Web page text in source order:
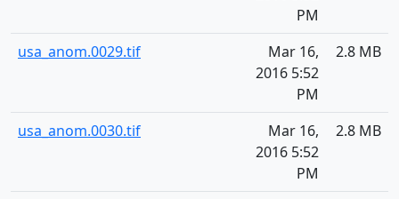
PM
usa_anom.0029.tif
Mar 16,
2016 5:52
PM
2.8 MB
usa_anom.0030.tif
Mar 16,
2016 5:52
PM
2.8 MB